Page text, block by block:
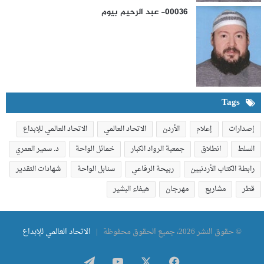
00036- عبد الرحيم بيوم
Tags
إصدارات إعلام الأردن الاتحاد العالمي
الاتحاد العالمي للإبداع
السلط
انطلاق جمعبة الرواد الكبار خمائل الواحة
د. سمير العمري
رابطة الكتاب الأردنيين
ربيحة الرفاعي سنابل الواحة
شهادات التقدير
قطر
مشاريع مهرجان هيفاء البشير
© حقوق النشر 2026، جميع الحقوق محفوظة | الاتحاد العالمي للإبداع